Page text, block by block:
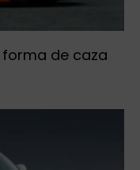
forma de caza